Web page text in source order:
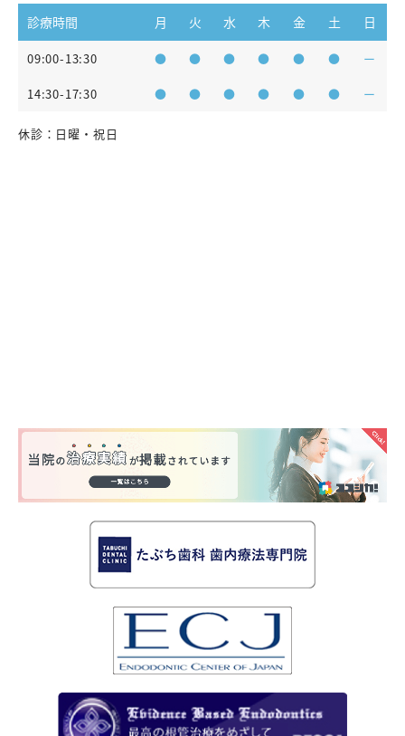
診療時間 月 火 水 木 金 土 日
09:00-13:30 ● ● ● ● ● ● ー
14:30-17:30 ● ● ● ● ● ● ー
休診：日曜・祝日